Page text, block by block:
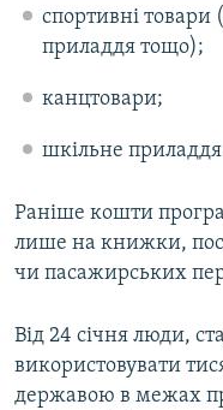
спортивні
приладдя тощо);
канцтовари;
шкільне
Раніше кошти
лише на книжки,
чи пасажирських
Від 24 січня люди,
використовувати
державою в межах